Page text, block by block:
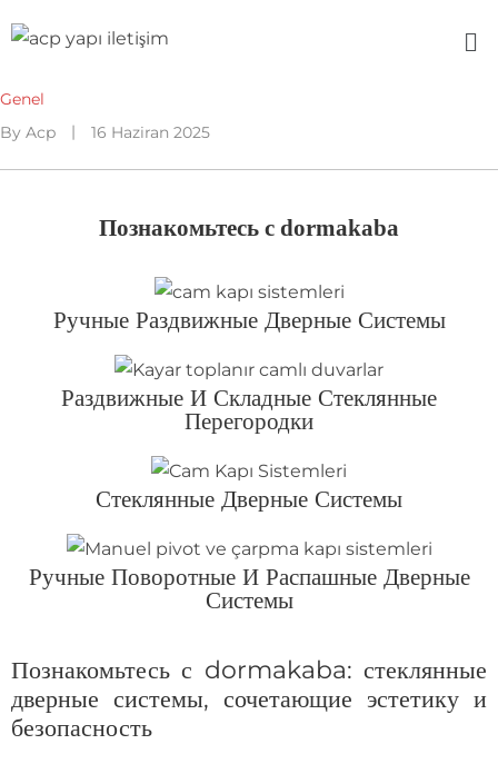
Genel
By Acp 16 Haziran 2025
Познакомьтесь с dormakaba
Ручные Раздвижные Дверные Системы
Раздвижные И Складные Стеклянные
Перегородки
Стеклянные Дверные Системы
Ручные Поворотные И Распашные Дверные
Системы
Познакомьтесь с dormakaba: стеклянные
дверные системы, сочетающие эстетику и
безопасность